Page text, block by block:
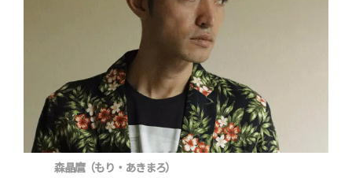
森晶麿（もり・あきまろ）